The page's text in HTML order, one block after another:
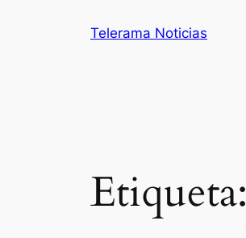
Telerama Noticias
Etiqueta: